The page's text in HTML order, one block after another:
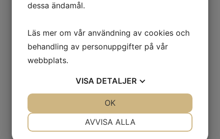
Black Francolin
Diamantfasan
Gås/Goose
Gås Vingpennor - Naturell
Häger/Heron - Vingpenna
Häger/Heron - Hackle - Natural
dessa ändamål.
Läs mer om vår användning av cookies och
behandling av personuppgifter på vår
webbplats.
VISA DETALJER
AVVISA ALLA
OK